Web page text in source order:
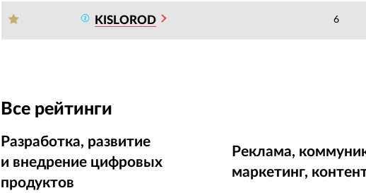
KISLOROD 6
Все рейтинги
Разработка, развитие
и внедрение цифровых
продуктов
Реклама,
маркетинг,